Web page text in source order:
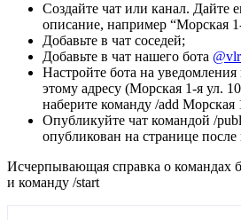
Создайте чат или канал. Дайте
описание, например “Морская
Добавьте в чат соседей;
Добавьте в чат нашего бота
Настройте бота на
этому адресу (Морская 1-я ул.
наберите команду /add Морская
Опубликуйте чат командой /
опубликован на странице
Исчерпывающая справка о командах
и команду /start